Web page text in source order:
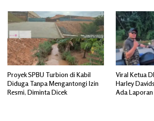
Proyek SPBU Turbion di Kabil
Diduga Tanpa Mengantongi Izin
Resmi, Diminta Dicek
Viral Ketua
Harley
Ada Laporan